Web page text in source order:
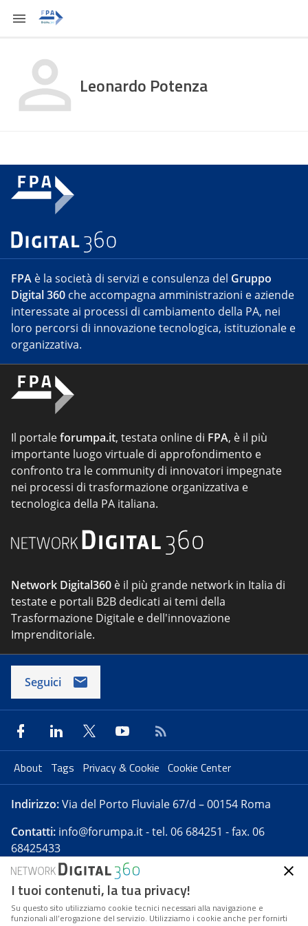
Leonardo Potenza
FPA è la società di servizi e consulenza del Gruppo
Digital 360 che accompagna amministrazioni e aziende
interessate ai processi di cambiamento della PA, nei
loro percorsi di innovazione tecnologica, istituzionale e
organizzativa.
Il portaleforumpa.it, testata online di FPA, è il più
importante luogo virtuale di approfondimento e
confronto tra le community di innovatori impegnate
nei processi di trasformazione organizzativa e
tecnologica della PA italiana.
Network Digital360 è il più grande network in Italia di
testate e portali B2B dedicati ai temi della
Trasformazione Digitale e dell'innovazione
Imprenditoriale.
Seguici
About Tags Privacy & Cookie Cookie Center
Indirizzo:Via del Porto Fluviale 67/d – 00154 Roma
Contatti: info@forumpa.it- tel. 06 684251 - fax. 06
68425433
Forumpa.itè una pubblicazione telematica iscritta
presso Registro della stampa del Tribunale di Roma -
Reg. n. 182 del 2 maggio 2008 - Direttore resp. Michela
I tuoi contenuti, la tua privacy!
Su questo sito utilizziamo cookie tecnici necessari alla navigazione e
funzionali all’erogazione del servizio. Utilizziamo i cookie anche per fornirti